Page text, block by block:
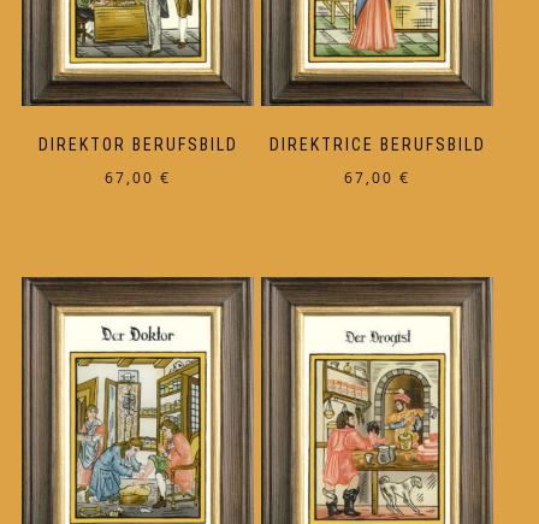
DIREKTOR BERUFSBILD
67,00 €
DIREKTRICE BERUFSBILD
67,00 €